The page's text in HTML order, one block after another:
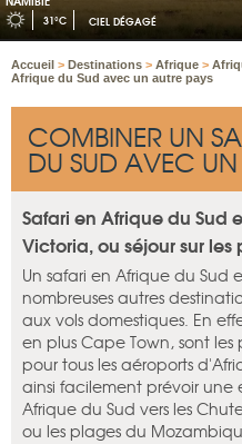
31°C CIEL DÉGAGÉ
Accueil > Destinations > Afrique >
Afrique du Sud avec un autre pays
COMBINER UN
DU SUD AVEC
Safari en Afrique du Sud
Victoria, ou séjour sur
Un safari en Afrique du
nombreuses autres
aux vols domestiques. En
en plus Cape Town, sont
pour tous les aéroports
ainsi facilement prévoir une
Afrique du Sud vers les
ou les plages du